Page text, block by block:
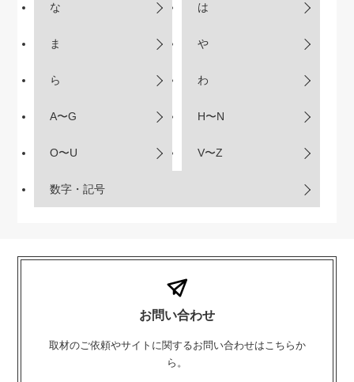
な は
ま や
ら わ
A〜G H〜N
O〜U V〜Z
数字・記号
お問い合わせ
取材のご依頼やサイトに関するお問い合わせはこちらか
ら。